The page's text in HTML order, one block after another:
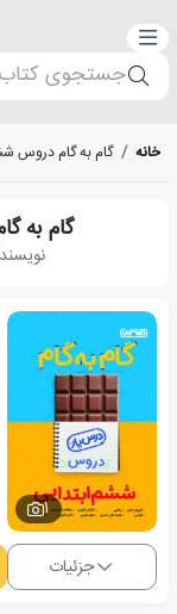
دسته‌بندی
جستجوی
خانه / گام به گام دروس
گام به
1
جزئیات